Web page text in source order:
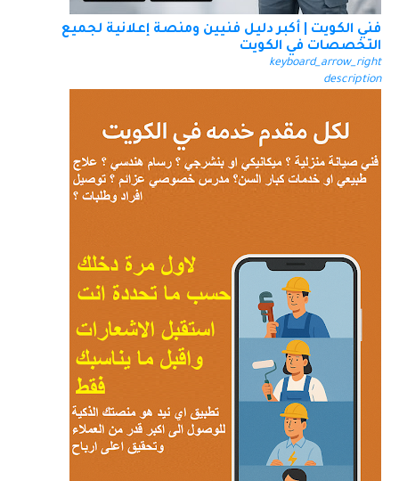
فني الكويت | أكبر دليل فنيين ومنصة إعلانية لجميع
التخصصات في الكويت
keyboard_arrow_right
description